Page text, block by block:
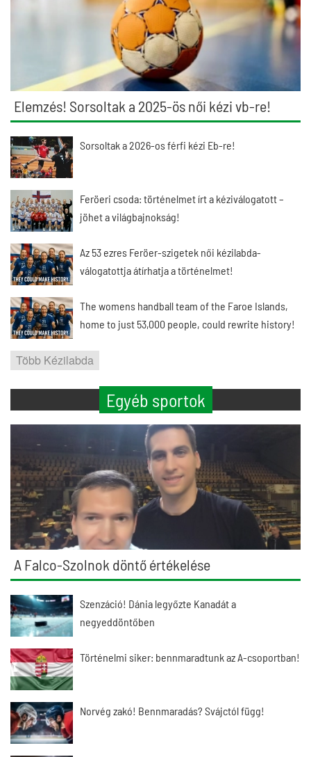
Elemzés! Sorsoltak a 2025-ös női kézi vb-re!
Sorsoltak a 2026-os férfi kézi Eb-re!
Feröeri csoda: történelmet írt a kéziválogatott –
jöhet a világbajnokság!
Az 53 ezres Feröer-szigetek női kézilabda-
válogatottja átírhatja a történelmet!
The womens handball team of the Faroe Islands,
home to just 53,000 people, could rewrite history!
Több Kézilabda
Egyéb sportok
A Falco-Szolnok döntő értékelése
Szenzáció! Dánia legyőzte Kanadát a
negyeddöntőben
Történelmi siker: bennmaradtunk az A-csoportban!
Norvég zakó! Bennmaradás? Svájctól függ!